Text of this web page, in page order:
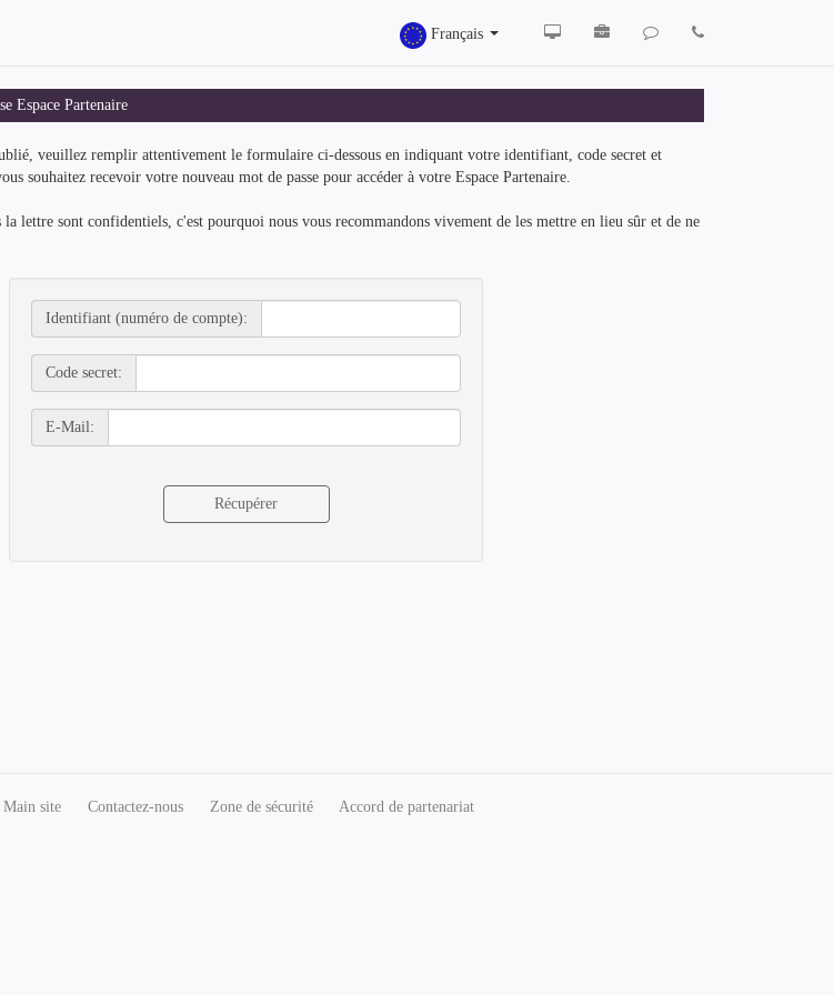
Français
Espace Partenaire
veuillez remplir attentivement le formulaire ci-dessous en indiquant votre identifiant, code secret et
souhaitez recevoir votre nouveau mot de passe pour accéder à votre Espace Partenaire.
la lettre sont confidentiels, c'est pourquoi nous vous recommandons vivement de les mettre en lieu sûr et de ne
Identifiant (numéro de compte):
Code secret:
E-Mail:
Main site Сontactez-nous Zone de sécurité Accord de partenariat